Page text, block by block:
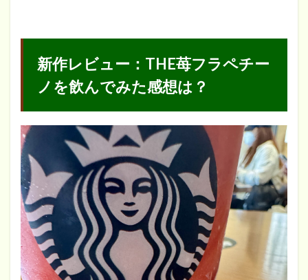
新作レビュー：THE苺フラペチー
ノを飲んでみた感想は？